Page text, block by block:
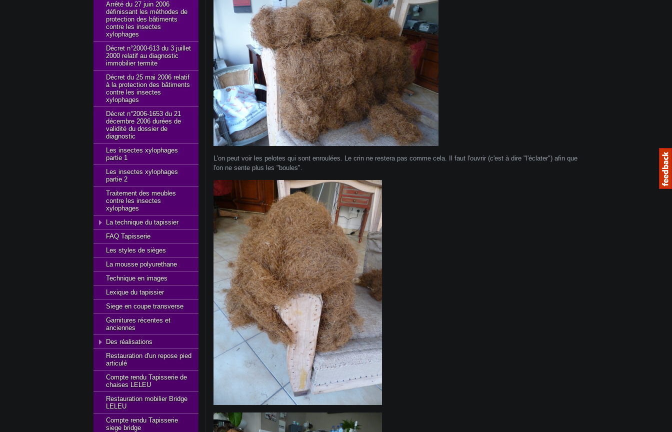
L'on peut voir les pelotes qui sont enroulées. Le crin ne restera pas comme cela. Il faut l'ouvrir (c'est à dire "l'éclater") afin que
l'on ne sente plus les "boules".
Arrêté du 27 juin 2006
définissant les méthodes de
protection des bâtiments
contre les insectes
xylophages
Décret n°2000-613 du 3 juillet
2000 relatif au diagnostic
immobilier termite
Décret du 25 mai 2006 relatif
à la protection des bâtiments
contre les insectes
xylophages
Décret n°2006-1653 du 21
décembre 2006 durées de
validité du dossier de
diagnostic
Les insectes xylophages
partie 1
Les insectes xylophages
partie 2
Traitement des meubles
contre les insectes
xylophages
La technique du tapissier
FAQ Tapisserie
Les styles de sièges
La mousse polyurethane
Technique en images
Lexique du tapissier
Siege en coupe transverse
Garnitures récentes et
anciennes
Des réalisations
Restauration d'un repose pied
articulé
Compte rendu Tapisserie de
chaises LELEU
Restauration mobilier Bridge
LELEU
Compte rendu Tapisserie
siege bridge